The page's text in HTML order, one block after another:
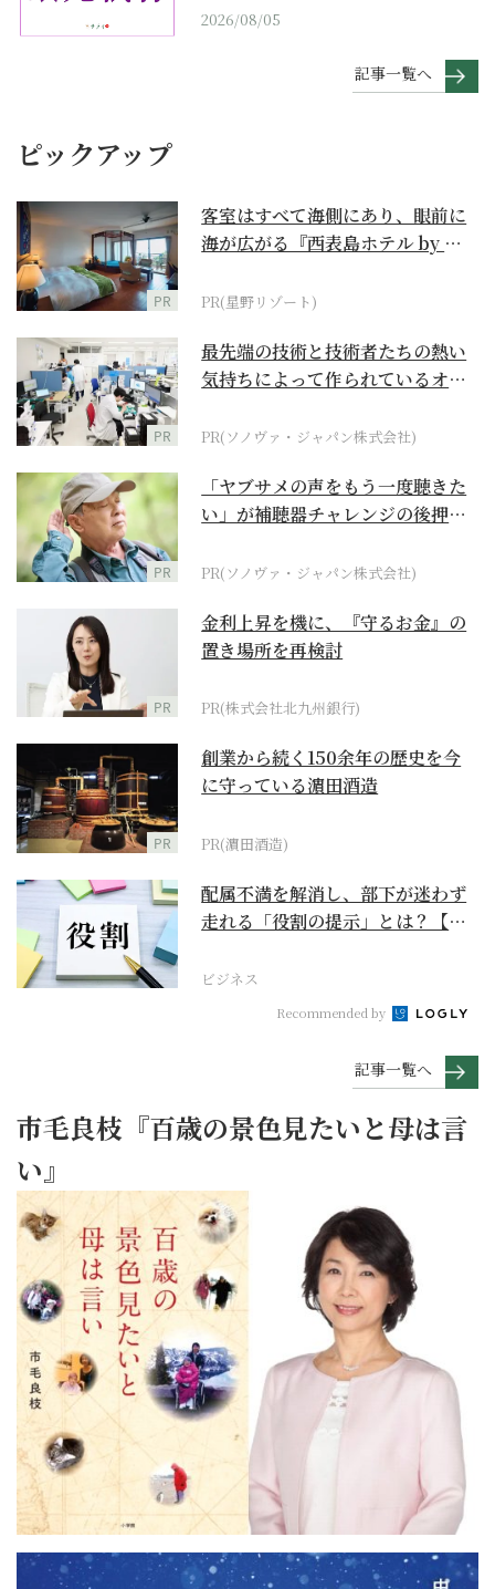
2026/08/05
記事一覧へ
ピックアップ
PR
客室はすべて海側にあり、眼前に
海が広がる『西表島ホテル by 星
PR(星野リゾート)
PR
最先端の技術と技術者たちの熱い
気持ちによって作られているオー
PR(ソノヴァ・ジャパン株式会社)
PR
「ヤブサメの声をもう一度聴きた
い」が補聴器チャレンジの後押し
PR(ソノヴァ・ジャパン株式会社)
PR
金利上昇を機に、『守るお金』の
置き場所を再検討
PR(株式会社北九州銀行)
PR
創業から続く150余年の歴史を今
に守っている濵田酒造
PR(濵田酒造)
配属不満を解消し、部下が迷わず
走れる「役割の提示」とは？【ビ
ビジネス
Recommended by
記事一覧へ
市毛良枝『百歳の景色見たいと母は言
い』